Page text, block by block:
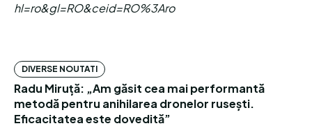
hl=ro&gl=RO&ceid=RO%3Aro
DIVERSE NOUTATI
Radu Miruță: „Am găsit cea mai performantă
metodă pentru anihilarea dronelor rusești.
Eficacitatea este dovedită”